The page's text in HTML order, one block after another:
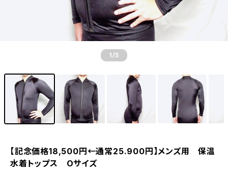
1 /5
【記念価格18,500円←通常25.900円】メンズ用 保温
水着トップス Oサイズ